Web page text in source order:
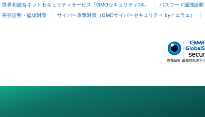
世界初総合ネットセキュリティサービス「GMOセキュリティ24」 パスワード漏洩診断
実在証明・盗聴対策 サイバー攻撃対策（GMOサイバーセキュリティ byイエラエ）